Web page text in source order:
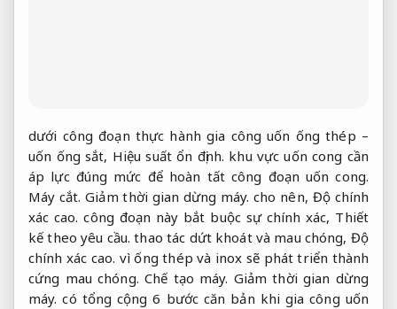
dưới công đoạn thực hành gia công uốn ống thép –
uốn ống sắt, Hiệu suất ổn định. khu vực uốn cong cần
áp lực đúng mức để hoàn tất công đoạn uốn cong.
Máy cắt. Giảm thời gian dừng máy. cho nên, Độ chính
xác cao. công đoạn này bắt buộc sự chính xác, Thiết
kế theo yêu cầu. thao tác dứt khoát và mau chóng, Độ
chính xác cao. vì ống thép và inox sẽ phát triển thành
cứng mau chóng. Chế tạo máy. Giảm thời gian dừng
máy. có tổng cộng 6 bước căn bản khi gia công uốn